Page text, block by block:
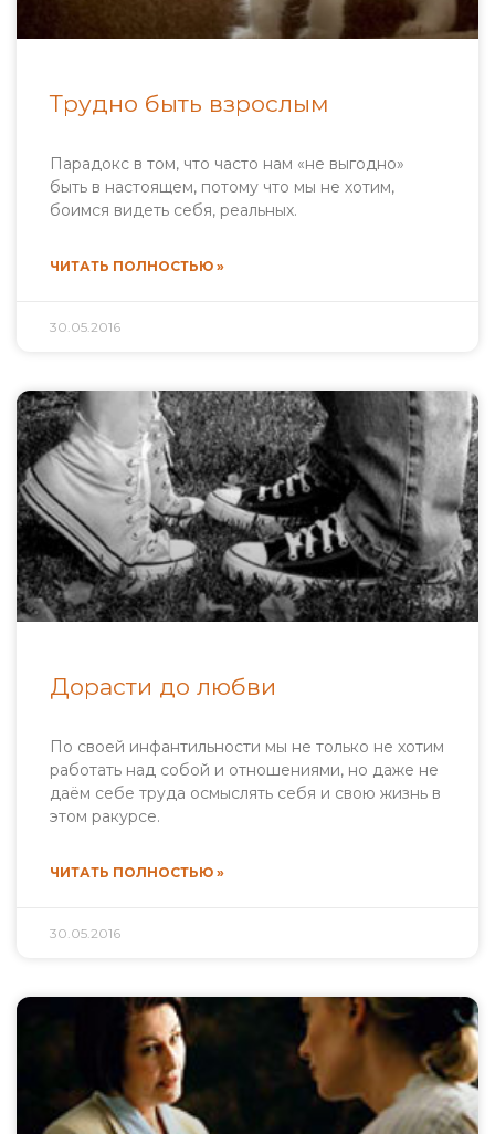
Трудно быть взрослым
Парадокс в том, что часто нам «не выгодно»
быть в настоящем, потому что мы не хотим,
боимся видеть себя, реальных.
ЧИТАТЬ ПОЛНОСТЬЮ »
30.05.2016
Дорасти до любви
По своей инфантильности мы не только не хотим
работать над собой и отношениями, но даже не
даём себе труда осмыслять себя и свою жизнь в
этом ракурсе.
ЧИТАТЬ ПОЛНОСТЬЮ »
30.05.2016